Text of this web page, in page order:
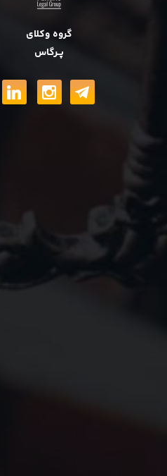
گروه وکلای
پــرگاس